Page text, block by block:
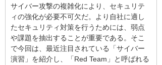
サイバー攻撃の複雑化により、セキュリテ
ィの強化が必要不可欠だ。より自社に適し
たセキュリティ対策を行うためには、弱点
や課題を抽出することが重要である。そこ
で今回は、最近注目されている「サイバー
演習」を紹介し、「Red Team」と呼ばれる